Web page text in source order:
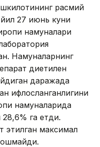
расмий
27 июнь куни
намуналари
Намуналарнинг
диетилен
даражада
ифлосланганлигини
намуналарида
га етди.
этилган максимал
ошмайди.